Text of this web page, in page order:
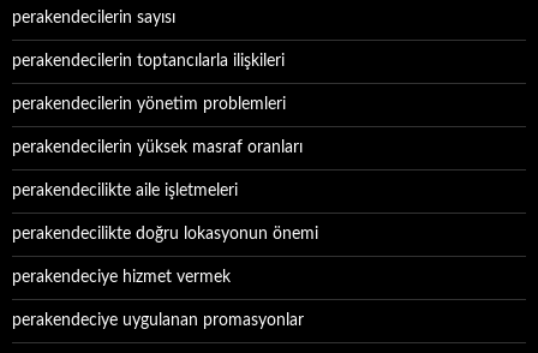
perakendecilerin sayısı
perakendecilerin toptancılarla ilişkileri
perakendecilerin yönetim problemleri
perakendecilerin yüksek masraf oranları
perakendecilikte aile işletmeleri
perakendecilikte doğru lokasyonun önemi
perakendeciye hizmet vermek
perakendeciye uygulanan promasyonlar